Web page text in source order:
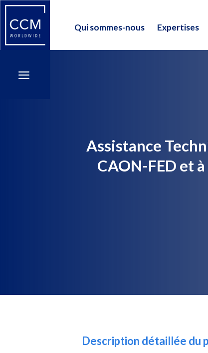
Qui sommes-nous Expertises
a
Qui sommes-nous Expertises
a
Assistance
CAON-FED et
Description détaillée du